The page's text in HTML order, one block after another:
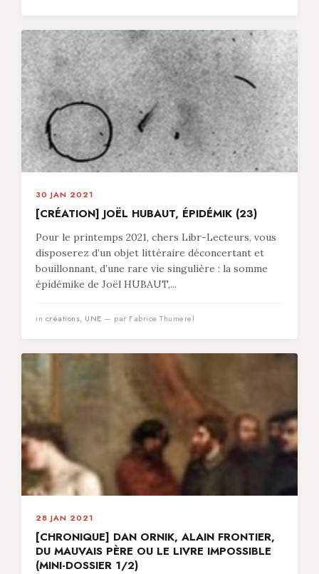
30 JAN 2021
[CRÉATION] JOËL HUBAUT, ÉPIDÉMIK (23)
Pour le printemps 2021, chers Libr-Lecteurs, vous
disposerez d’un objet littéraire déconcertant et
bouillonnant, d’une rare vie singulière : la somme
épidémike de Joël HUBAUT,...
in créations, UNE — par Fabrice Thumerel
28 JAN 2021
[CHRONIQUE] DAN ORNIK, ALAIN FRONTIER,
DU MAUVAIS PÈRE OU LE LIVRE IMPOSSIBLE
(MINI-DOSSIER 1/2)